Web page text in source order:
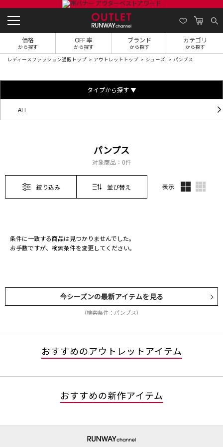
価格
から探す
OFF 率
から探す
ブランド
から探す
カテゴリ
から探す
レディースファッション通販トップ アウトレットトップ シューズ パンプス
タイプから探す ▼
ALL
パンプス
対象商品： 0件
絞り込み 並び替え 表示
条件に一致する商品は見つかりませんでした。
お手数ですが、検索条件を変更してください。
今シーズンの最新アイテムを見る
（検索条件：パンプス）
おすすめのアウトレットアイテム
おすすめの新作アイテム